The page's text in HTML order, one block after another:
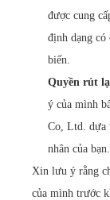
được cung
định dạng có
biến.
Quyền rút
ý của mình
Co, Ltd. dựa
nhân của bạn.
Xin lưu ý rằng
của mình trước